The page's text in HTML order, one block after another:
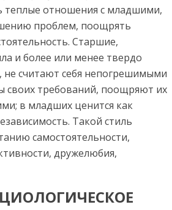
теплые отношения с младшими,
проблем, поощрять
Старшие,
и более или менее твердо
не считают себя непогрешимыми
своих требований, поощряют их
в младших ценится как
Такой стиль
самостоятельности,
дружелюбия,